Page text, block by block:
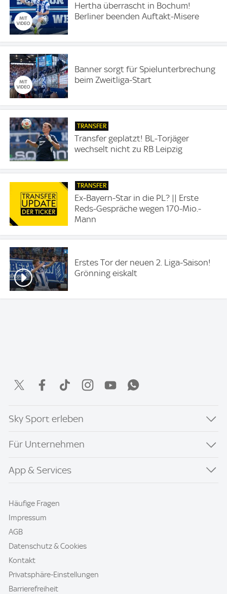
Hertha überrascht in Bochum!
Berliner beenden Auftakt-Misere
Banner sorgt für Spielunterbrechung
beim Zweitliga-Start
TRANSFER
Transfer geplatzt! BL-Torjäger
wechselt nicht zu RB Leipzig
TRANSFER
Ex-Bayern-Star in die PL? || Erste
Reds-Gespräche wegen 170-Mio.-
Mann
Erstes Tor der neuen 2. Liga-Saison!
Grönning eiskalt
Sky Sport erleben
Für Unternehmen
App & Services
Häufige Fragen
Impressum
AGB
Datenschutz & Cookies
Kontakt
Privatsphäre-Einstellungen
Barrierefreiheit